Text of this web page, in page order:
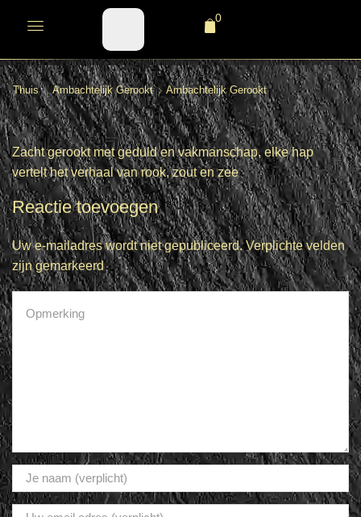
0
Thuis Ambachtelijk Gerookt Ambachtelijk Gerookt
Zacht gerookt met geduld en vakmanschap, elke hap
vertelt het verhaal van rook, zout en zee
Reactie toevoegen
Uw e-mailadres wordt niet gepubliceerd. Verplichte velden
zijn gemarkeerd